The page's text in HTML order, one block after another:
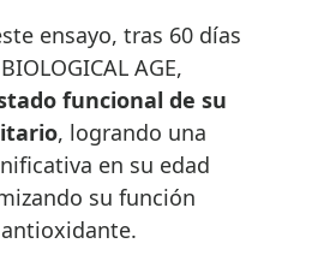
ensayo, tras 60 días
AGE,
funcional de su
, logrando una
en su edad
su función